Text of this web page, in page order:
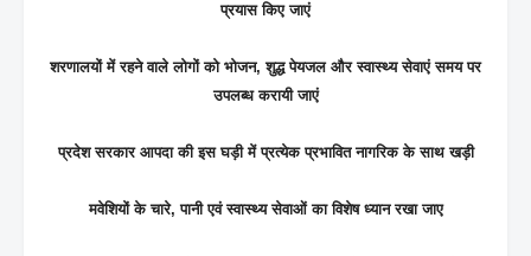
प्रयास किए जाएं
शरणालयों में रहने वाले लोगों को भोजन, शुद्ध पेयजल और स्वास्थ्य सेवाएं समय पर
उपलब्ध करायी जाएं
प्रदेश सरकार आपदा की इस घड़ी में प्रत्येक प्रभावित नागरिक के साथ खड़ी
मवेशियों के चारे, पानी एवं स्वास्थ्य सेवाओं का विशेष ध्यान रखा जाए